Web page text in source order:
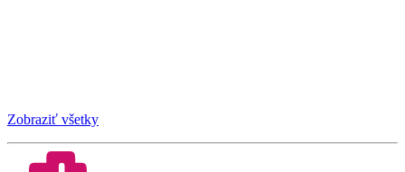
Zobraziť všetky